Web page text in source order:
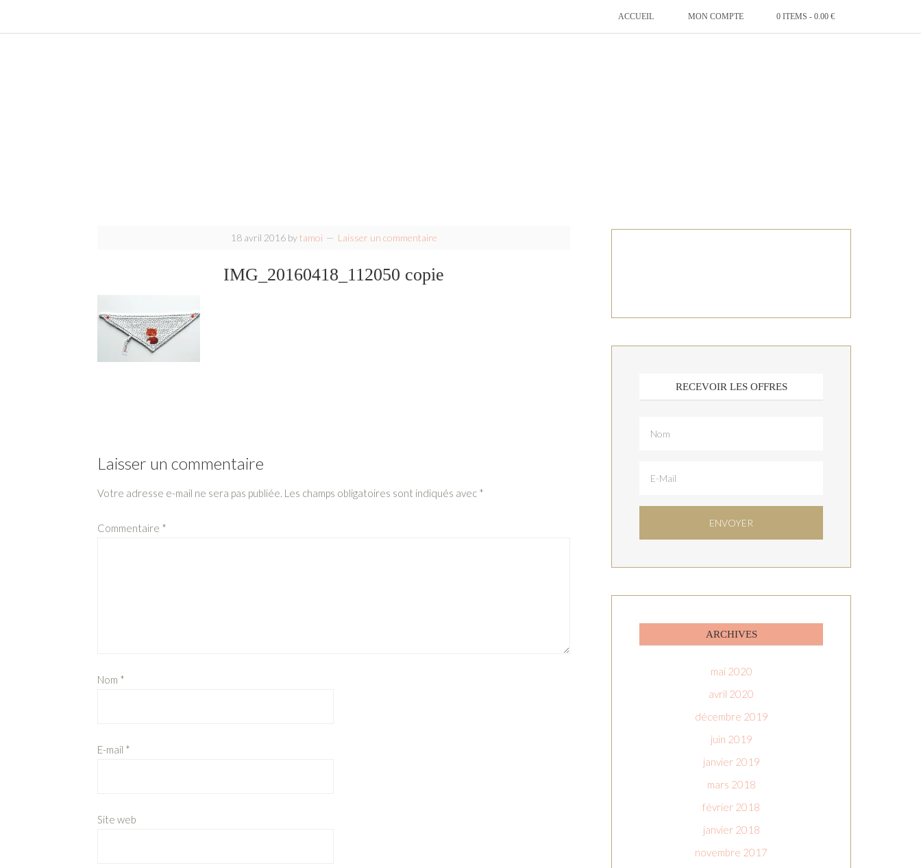
ACCUEIL MON COMPTE 0 ITEMS - 0.00 €
18 avril 2016bytamoi Laisser un commentaire
IMG_20160418_112050 copie
Laisser un commentaire
Votre adresse e-mail ne sera pas publiée. Les champs obligatoires sont indiqués avec *
Commentaire *
Nom *
E-mail *
Site web
RECEVOIR LES OFFRES
ARCHIVES
mai 2020
avril 2020
décembre 2019
juin 2019
janvier 2019
mars 2018
février 2018
janvier 2018
novembre 2017